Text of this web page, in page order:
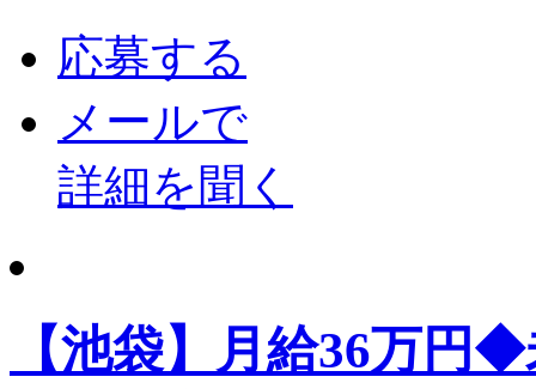
応募する
メールで
詳細を聞く
【池袋】月給36万円